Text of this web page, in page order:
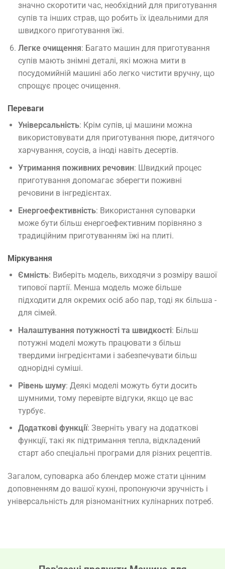
значно скоротити час, необхідний для приготування
супів та інших страв, що робить їх ідеальними для
швидкого приготування їжі.
Легке очищення: Багато машин для приготування
супів мають знімні деталі, які можна мити в
посудомийній машині або легко чистити вручну, що
спрощує процес очищення.
Переваги
Універсальність: Крім супів, ці машини можна
використовувати для приготування пюре, дитячого
харчування, соусів, а іноді навіть десертів.
Утримання поживних речовин: Швидкий процес
приготування допомагає зберегти поживні
речовини в інгредієнтах.
Енергоефективність: Використання суповарки
може бути більш енергоефективним порівняно з
традиційним приготуванням їжі на плиті.
Міркування
Ємність: Виберіть модель, виходячи з розміру вашої
типової партії. Менша модель може більше
підходити для окремих осіб або пар, тоді як більша -
для сімей.
Налаштування потужності та швидкості: Більш
потужні моделі можуть працювати з більш
твердими інгредієнтами і забезпечувати більш
однорідні суміші.
Рівень шуму: Деякі моделі можуть бути досить
шумними, тому перевірте відгуки, якщо це вас
турбує.
Додаткові функції: Зверніть увагу на додаткові
функції, такі як підтримання тепла, відкладений
старт або спеціальні програми для різних рецептів.
Загалом, суповарка або блендер може стати цінним
доповненням до вашої кухні, пропонуючи зручність і
універсальність для різноманітних кулінарних потреб.